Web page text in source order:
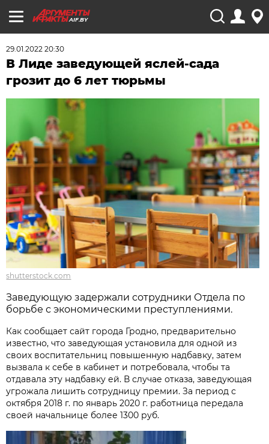
AIF.BY
29.01.2022 20:30
В Лиде заведующей яслей-сада
грозит до 6 лет тюрьмы
shutterstock.com
Заведующую задержали сотрудники Отдела по
борьбе с экономическими преступлениями.
Как сообщает сайт города Гродно, предварительно
известно, что заведующая установила для одной из
своих воспитательниц повышенную надбавку, затем
вызвала к себе в кабинет и потребовала, чтобы та
отдавала эту надбавку ей. В случае отказа, заведующая
угрожала лишить сотрудницу премии. За период с
октября 2018 г. по январь 2020 г. работница передала
своей начальнице более 1300 руб.